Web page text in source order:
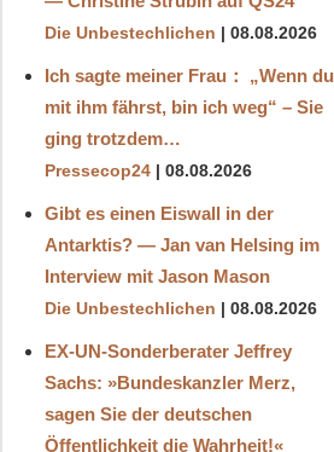
Die Unbestechlichen 08.08.2026
Ich sagte meiner Frau： „Wenn du
mit ihm fährst, bin ich weg“ – Sie
ging trotzdem…
Pressecop24 08.08.2026
Gibt es einen Eiswall in der
Antarktis? — Jan van Helsing im
Interview mit Jason Mason
Die Unbestechlichen 08.08.2026
EX-UN-Sonderberater Jeffrey
Sachs: »Bundeskanzler Merz,
sagen Sie der deutschen
Öffentlichkeit die Wahrheit!«